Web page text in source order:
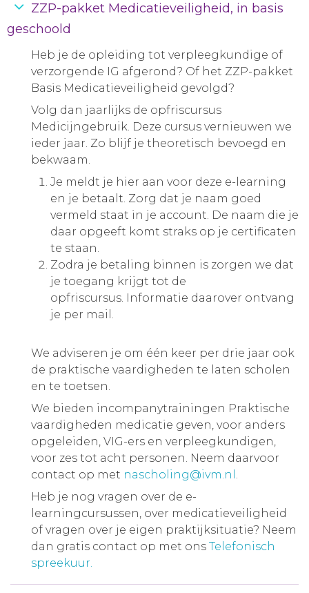
ZZP-pakket Medicatieveiligheid, in basis
geschoold
Heb je de opleiding tot verpleegkundige of
verzorgende IG afgerond? Of het ZZP-pakket
Basis Medicatieveiligheid gevolgd?
Volg dan jaarlijks de opfriscursus
Medicijngebruik. Deze cursus vernieuwen we
ieder jaar. Zo blijf je theoretisch bevoegd en
bekwaam.
Je meldt je hier aan voor deze e-learning
en je betaalt. Zorg dat je naam goed
vermeld staat in je account. De naam die je
daar opgeeft komt straks op je certificaten
te staan.
Zodra je betaling binnen is zorgen we dat
je toegang krijgt tot de
opfriscursus. Informatie daarover ontvang
je per mail.
We adviseren je om één keer per drie jaar ook
de praktische vaardigheden te laten scholen
en te toetsen.
We bieden incompanytrainingen Praktische
vaardigheden medicatie geven, voor anders
opgeleiden, VIG-ers en verpleegkundigen,
voor zes tot acht personen. Neem daarvoor
contact op met nascholing@ivm.nl .
Heb je nog vragen over de e-
learningcursussen, over medicatieveiligheid
of vragen over je eigen praktijksituatie? Neem
dan gratis contact op met ons Telefonisch
spreekuur.